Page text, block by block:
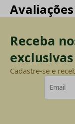
Avaliações
Receba
exclusivas
Cadastre-se e